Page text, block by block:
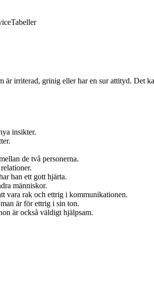
Tabeller
är irriterad, grinig eller har en sur attityd. Det
insikter.
de två personerna.
han ett gott hjärta.
människor.
vara rak och ettrig i kommunikationen.
är för ettrig i sin ton.
är också väldigt hjälpsam.